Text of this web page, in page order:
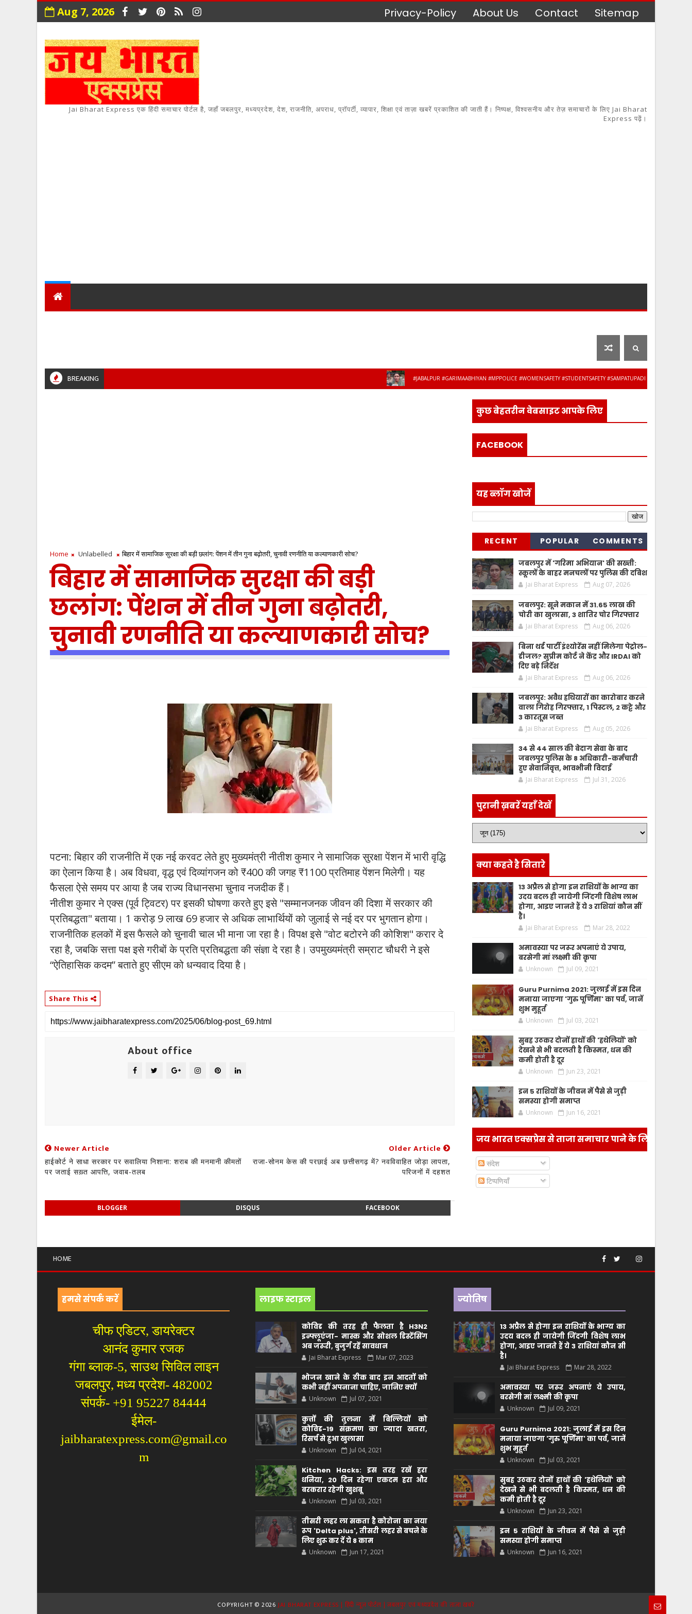
Aug 7, 2026 Privacy-Policy About Us Contact Sitemap
Jai Bharat Express एक हिंदी समाचार पोर्टल है, जहाँ जबलपुर, मध्यप्रदेश, देश, राजनीति, अपराध, प्रॉपर्टी, व्यापार, शिक्षा एवं ताज़ा खबरें प्रकाशित की जाती हैं। निष्पक्ष, विश्वसनीय और तेज़ समाचारों के लिए Jai Bharat
Express पढ़ें।
BREAKING #JABALPUR #GARIMAABHIYAN #MPPOLICE #WOMENSAFETY #STUDENTSAFETY #SAMPATUPADHYAY #ANUBENIWAL
Home Unlabelled बिहार में सामाजिक सुरक्षा की बड़ी छलांग: पेंशन में तीन गुना बढ़ोतरी, चुनावी रणनीति या कल्याणकारी सोच?
बिहार में सामाजिक सुरक्षा की बड़ी
छलांग: पेंशन में तीन गुना बढ़ोतरी,
चुनावी रणनीति या कल्याणकारी सोच?
पटना: बिहार की राजनीति में एक नई करवट लेते हुए मुख्यमंत्री नीतीश कुमार ने सामाजिक सुरक्षा पेंशन में भारी वृद्धि
का ऐलान किया है। अब विधवा, वृद्ध एवं दिव्यांगजन को ₹400 की जगह ₹1100 प्रतिमाह पेंशन मिलेगी। यह
फैसला ऐसे समय पर आया है जब राज्य विधानसभा चुनाव नजदीक हैं।
नीतीश कुमार ने एक्स (पूर्व ट्विटर) पर इसकी घोषणा करते हुए इसे "सम्मानजनक जीवन की दिशा में सरकार की
प्रतिबद्धता" बताया। 1 करोड़ 9 लाख 69 हजार से अधिक लाभार्थियों को जुलाई से नई दर पर भुगतान होगा।
राजनीतिक हलकों में इस फैसले को चुनावी चाल भी माना जा रहा है। विपक्ष इसे "वोट बटोरने की कोशिश" करार दे
रहा है, जबकि सत्ता पक्ष इसे गरीबों के प्रति प्रतिबद्धता की संज्ञा दे रहा है। उपमुख्यमंत्री सम्राट चौधरी ने इसे
“ऐतिहासिक कदम” बताते हुए सीएम को धन्यवाद दिया है।
Share This
About office
Newer Article
हाईकोर्ट ने साधा सरकार पर सवालिया निशाना: शराब की मनमानी कीमतों
पर जताई सख़्त आपत्ति, जवाब-तलब
Older Article
राजा-सोनम केस की परछाई अब छत्तीसगढ़ में? नवविवाहित जोड़ा लापता,
परिजनों में दहशत
BLOGGER DISQUS FACEBOOK
कुछ बेहतरीन वेबसाइट आपके लिए
FACEBOOK
यह ब्लॉग खोजें
RECENT POPULAR COMMENTS
जबलपुर में 'गरिमा अभियान' की सख्ती:
स्कूलों के बाहर मनचलों पर पुलिस की दबिश
Jai Bharat Express Aug 07, 2026
जबलपुर: सूने मकान में 31.65 लाख की
चोरी का खुलासा, 3 शातिर चोर गिरफ्तार
Jai Bharat Express Aug 06, 2026
बिना थर्ड पार्टी इंश्योरेंस नहीं मिलेगा पेट्रोल-
डीजल? सुप्रीम कोर्ट ने केंद्र और IRDAI को
दिए बड़े निर्देश
Jai Bharat Express Aug 06, 2026
जबलपुर: अवैध हथियारों का कारोबार करने
वाला गिरोह गिरफ्तार, 1 पिस्टल, 2 कट्टे और
3 कारतूस जब्त
Jai Bharat Express Aug 05, 2026
34 से 44 साल की बेदाग सेवा के बाद
जबलपुर पुलिस के 8 अधिकारी-कर्मचारी
हुए सेवानिवृत्त, भावभीनी विदाई
Jai Bharat Express Jul 31, 2026
पुरानी ख़बरें यहाँ देखें
क्या कहते है सितारे
13 अप्रैल से होगा इन राशियों के भाग्य का
उदय बदल ही जायेगी जिंदगी विशेष लाभ
होगा, आइए जानते हैं ये 3 राशियां कौन सीं
है।
Jai Bharat Express Mar 28, 2022
अमावस्या पर जरूर अपनाएं ये उपाय,
बरसेगी मां लक्ष्मी की कृपा
Unknown Jul 09, 2021
Guru Purnima 2021: जुलाई में इस दिन
मनाया जाएगा 'गुरु पूर्णिमा' का पर्व, जानें
शुभ मुहूर्त
Unknown Jul 03, 2021
सुबह उठकर दोनों हाथों की 'हथेलियों' को
देखने से भी बदलती है किस्मत, धन की
कमी होती है दूर
Unknown Jun 23, 2021
इन 5 राशियों के जीवन में पैसे से जुड़ी
समस्या होगी समाप्त
Unknown Jun 16, 2021
जय भारत एक्सप्रेस से ताजा समाचार पाने के लिए
संदेश
टिप्पणियाँ
HOME
हमसे संपर्क करें
चीफ एडिटर, डायरेक्टर
आनंद कुमार रजक
गंगा ब्लाक-5, साउथ सिविल लाइन
जबलपुर, मध्य प्रदेश- 482002
संपर्क- +91 95227 84444
ईमेल-
jaibharatexpress.com@gmail.co
m
लाइफ स्टाइल
कोविड की तरह ही फैलता है H3N2
इन्फ्लूएंजा- मास्क और सोशल डिस्टेंसिंग
अब जरूरी, बुजुर्ग रहें सावधान
Jai Bharat Express Mar 07, 2023
भोजन खाने के ठीक बाद इन आदतों को
कभी नहीं अपनाना चाहिए, जानिए क्यों
Unknown Jul 07, 2021
कुत्तों की तुलना में बिल्लियों को
कोविड-19 संक्रमण का ज्यादा खतरा,
रिसर्च से हुआ खुलासा
Unknown Jul 04, 2021
Kitchen Hacks: इस तरह रखें हरा
धनिया, 20 दिन रहेगा एकदम हरा और
बरकरार रहेगी खुशबू
Unknown Jul 03, 2021
तीसरी लहर ला सकता है कोरोना का नया
रूप 'Delta plus', तीसरी लहर से बचने के
लिए शुरू कर दें ये 8 काम
Unknown Jun 17, 2021
ज्योतिष
13 अप्रैल से होगा इन राशियों के भाग्य का
उदय बदल ही जायेगी जिंदगी विशेष लाभ
होगा, आइए जानते हैं ये 3 राशियां कौन सीं
है।
Jai Bharat Express Mar 28, 2022
अमावस्या पर जरूर अपनाएं ये उपाय,
बरसेगी मां लक्ष्मी की कृपा
Unknown Jul 09, 2021
Guru Purnima 2021: जुलाई में इस दिन
मनाया जाएगा 'गुरु पूर्णिमा' का पर्व, जानें
शुभ मुहूर्त
Unknown Jul 03, 2021
सुबह उठकर दोनों हाथों की 'हथेलियों' को
देखने से भी बदलती है किस्मत, धन की
कमी होती है दूर
Unknown Jun 23, 2021
इन 5 राशियों के जीवन में पैसे से जुड़ी
समस्या होगी समाप्त
Unknown Jun 16, 2021
COPYRIGHT © 2026JAI BHARAT EXPRESS | हिंदी न्यूज़ पोर्टल | जबलपुर एवं मध्यप्रदेश की ताज़ा खबरें